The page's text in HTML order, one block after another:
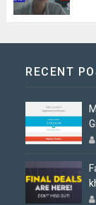
RECENT